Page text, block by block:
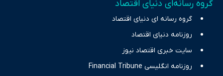
چالش‌های فقر و بیکاری را جست‌وجو کرده و در کنار تحلیل آمارها،
نیازهای خبری مخاطبان در حوزه‌های اثرگذار بر اقتصاد را با رویکردی
حرفه‌ای و روزآمد پوشش می‌دهیم.
گروه رسانه‌ای دنیای اقتصاد
گروه رسانه ای دنیای اقتصاد
روزنامه دنیای اقتصاد
سایت خبری اقتصاد نیوز
روزنامه انگلیسی Financial Tribune